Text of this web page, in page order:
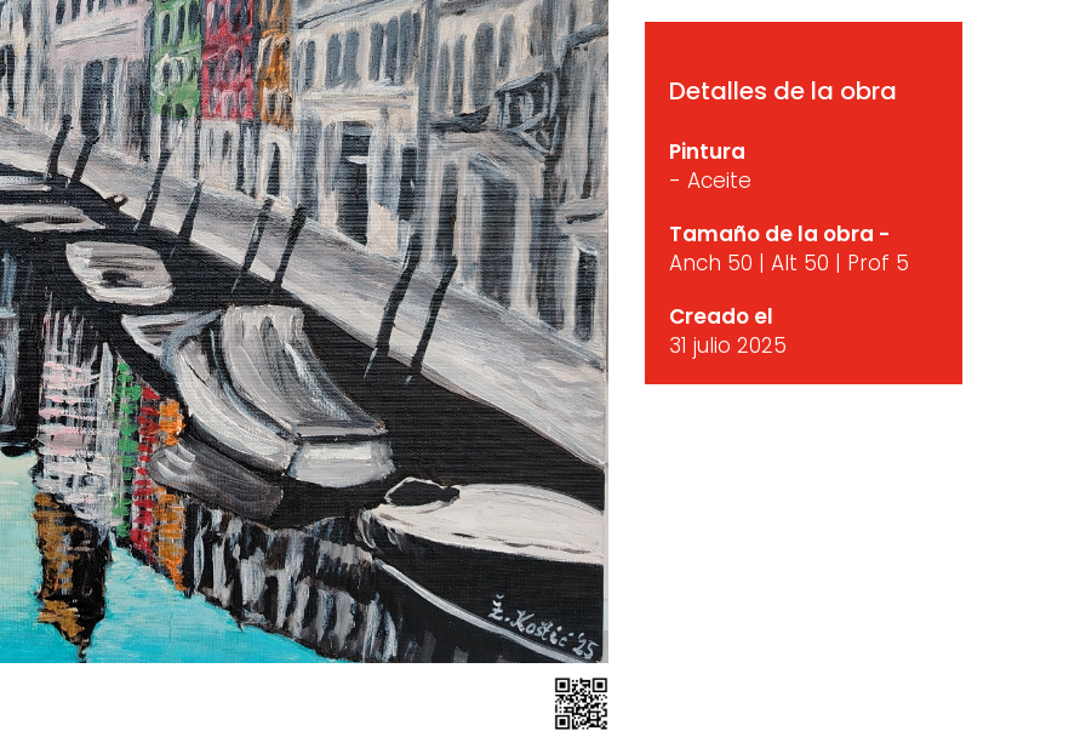
Detalles de la obra
Pintura
- Aceite
Tamaño de la obra -
Anch 50 | Alt 50 | Prof 5
Creado el
31 julio 2025